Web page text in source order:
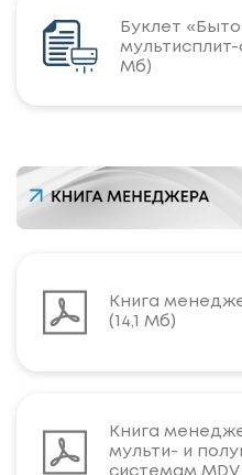
Буклет
мультисплит-
Мб)
Книга
(14,1 Мб)
Книга
мульти- и